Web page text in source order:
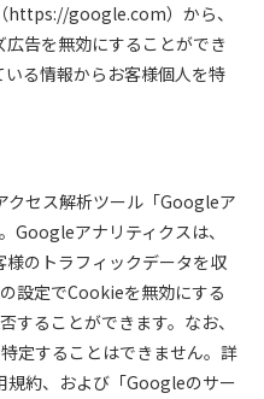
https://google.com）から、
告を無効にすることができ
る情報からお客様個人を特
セス解析ツール「Googleア
Googleアナリティクスは、
のトラフィックデータを収
設定でCookieを無効にする
することができます。なお、
定することはできません。詳
規約、および「Googleのサー